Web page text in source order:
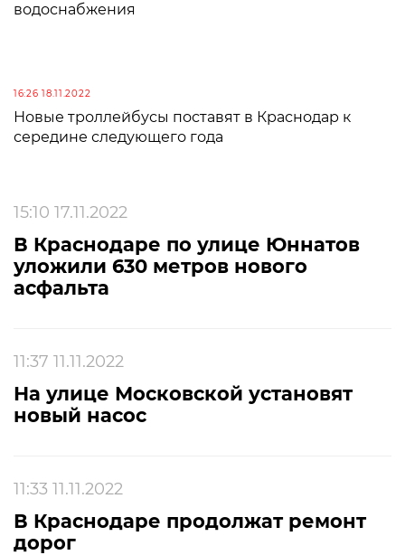
водоснабжения
16:26 18.11.2022
Новые троллейбусы поставят в Краснодар к
середине следующего года
15:10 17.11.2022
В Краснодаре по улице Юннатов
уложили 630 метров нового
асфальта
11:37 11.11.2022
На улице Московской установят
новый насос
11:33 11.11.2022
В Краснодаре продолжат ремонт
дорог